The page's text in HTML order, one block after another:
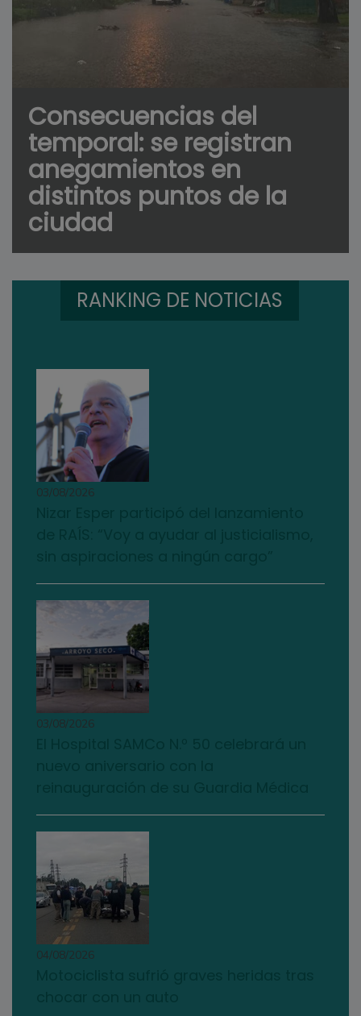
Consecuencias del
temporal: se registran
anegamientos en
distintos puntos de la
ciudad
RANKING DE NOTICIAS
03/08/2026
03/08/2026
04/08/2026